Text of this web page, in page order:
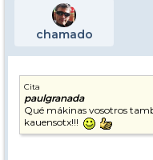
chamado
Cita
paulgranada
Qué mákinas vosotros
kauensotx!!!